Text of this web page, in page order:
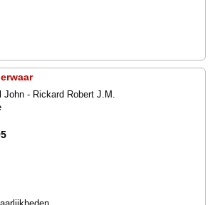
John - Rickard Robert J.M.